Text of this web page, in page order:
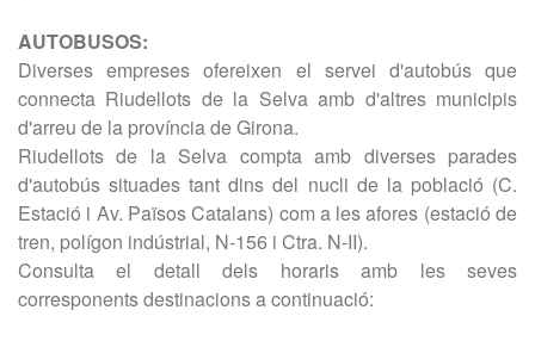
AUTOBUSOS:
Diverses empreses ofereixen el servei d'autobús que
connecta Riudellots de la Selva amb d'altres municipis
d'arreu de la província de Girona.
Riudellots de la Selva compta amb diverses parades
d'autobús situades tant dins del nucli de la població (C.
Estació i Av. Països Catalans) com a les afores (estació de
tren, polígon indústrial, N-156 i Ctra. N-II).
Consulta el detall dels horaris amb les seves
corresponents destinacions a continuació: